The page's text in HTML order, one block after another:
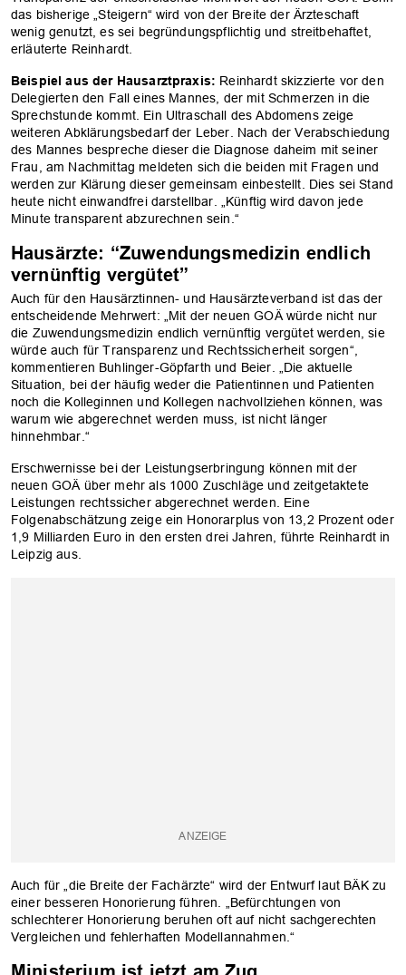
das bisherige „Steigern“ wird von der Breite der Ärzteschaft
wenig genutzt, es sei begründungspflichtig und streitbehaftet,
erläuterte Reinhardt.
Beispiel aus der Hausarztpraxis: Reinhardt skizzierte vor den
Delegierten den Fall eines Mannes, der mit Schmerzen in die
Sprechstunde kommt. Ein Ultraschall des Abdomens zeige
weiteren Abklärungsbedarf der Leber. Nach der Verabschiedung
des Mannes bespreche dieser die Diagnose daheim mit seiner
Frau, am Nachmittag meldeten sich die beiden mit Fragen und
werden zur Klärung dieser gemeinsam einbestellt. Dies sei Stand
heute nicht einwandfrei darstellbar. „Künftig wird davon jede
Minute transparent abzurechnen sein.“
Hausärzte: “Zuwendungsmedizin endlich
vernünftig vergütet”
Auch für den Hausärztinnen- und Hausärzteverband ist das der
entscheidende Mehrwert: „Mit der neuen GOÄ würde nicht nur
die Zuwendungsmedizin endlich vernünftig vergütet werden, sie
würde auch für Transparenz und Rechtssicherheit sorgen“,
kommentieren Buhlinger-Göpfarth und Beier. „Die aktuelle
Situation, bei der häufig weder die Patientinnen und Patienten
noch die Kolleginnen und Kollegen nachvollziehen können, was
warum wie abgerechnet werden muss, ist nicht länger
hinnehmbar.“
Erschwernisse bei der Leistungserbringung können mit der
neuen GOÄ über mehr als 1000 Zuschläge und zeitgetaktete
Leistungen rechtssicher abgerechnet werden. Eine
Folgenabschätzung zeige ein Honorarplus von 13,2 Prozent oder
1,9 Milliarden Euro in den ersten drei Jahren, führte Reinhardt in
Leipzig aus.
Auch für „die Breite der Fachärzte“ wird der Entwurf laut BÄK zu
einer besseren Honorierung führen. „Befürchtungen von
schlechterer Honorierung beruhen oft auf nicht sachgerechten
Vergleichen und fehlerhaften Modellannahmen.“